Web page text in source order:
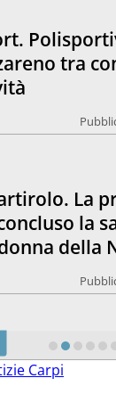
tra
La
la
della
Carpi